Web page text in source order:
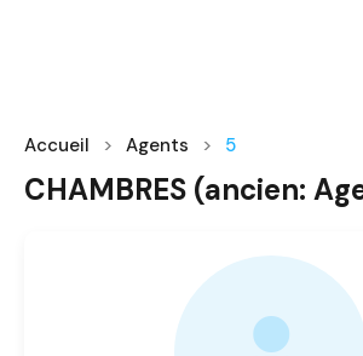
Accueil Agents 5
CHAMBRES (ancien: